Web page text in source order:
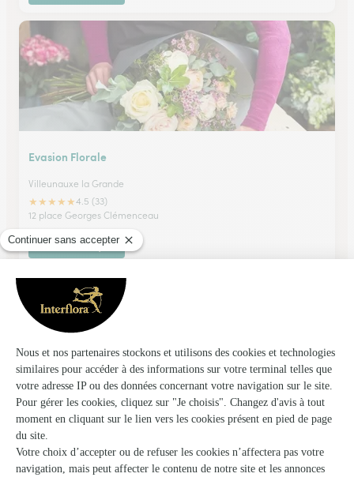
Evasion Florale
Villeunauxe la Grande
★★★★★4.5 (33)
12 place Georges Clémenceau
Voir la boutique
Evelyne-Fleurs
Nangis
★★★★★ 4.2 (67)
4bis, rue du Dauphin